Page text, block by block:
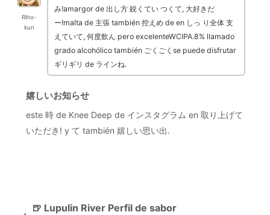
Riho-
kun
み!amargor de 出し方 鋭くてい つくて, 大好きだ
ー!malta de 主張 también 控えめ de en しっ り全体 支
えていて, 何度飲ん pero excelenteWCIPA.8% llamado
grado alcohólico también ごくごくse puede disfrutar
ギリギリ de ラインね.
嬉しいお知らせ
este 時 de Knee Deep de インスタグラム en 取り上げて
いただき! y て también 嬉しい思い出.
🍺 Lupulin River Perfil de sabor